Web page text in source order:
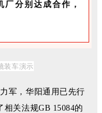
分别达成合作，
装车演示
军，华阳通用已先行
关法规GB 15084的